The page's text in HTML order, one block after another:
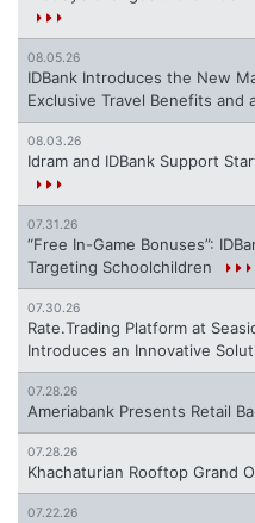
08.05.26
IDBank Introduces the New
Exclusive Travel Benefits and
08.03.26
Idram and IDBank Support
07.31.26
“Free In-Game Bonuses”:
Targeting Schoolchildren
07.30.26
Rate.Trading Platform at
Introduces an Innovative
07.28.26
Ameriabank Presents Retail
07.28.26
Khachaturian Rooftop Grand
07.22.26